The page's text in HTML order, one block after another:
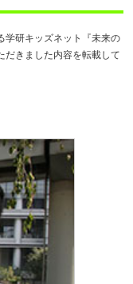
学研キッズネット『未来の
だきました内容を転載して